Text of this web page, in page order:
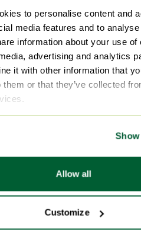
to personalise content and
media features and to
information about your use of
advertising and analytics
it with other information that
them or that they’ve collected
Allow all
Customize
Helmut Friedrich
333,90 €